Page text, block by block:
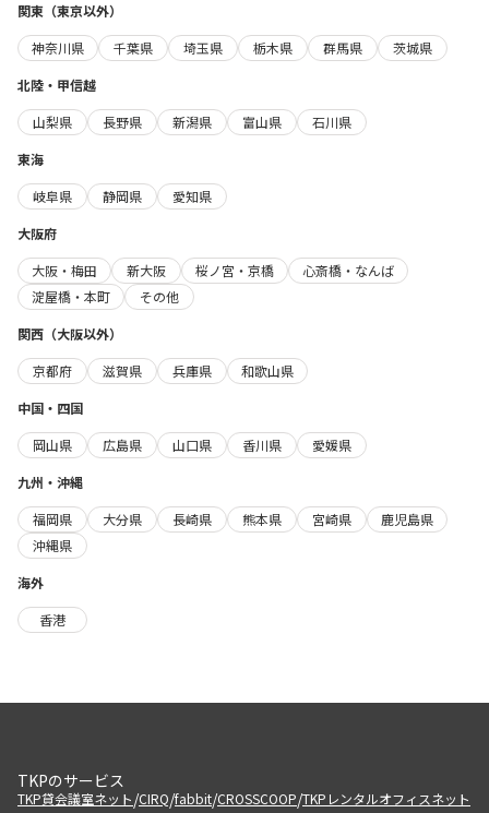
関東（東京以外）
神奈川県
千葉県 埼玉県 栃木県 群馬県
茨城県
北陸・甲信越
山梨県
長野県 新潟県 富山県
石川県
東海
岐阜県
静岡県
愛知県
大阪府
大阪・梅田
新大阪 桜ノ宮・京橋
心斎橋・なんば
淀屋橋・本町
その他
関西（大阪以外）
京都府
滋賀県 兵庫県
和歌山県
中国・四国
岡山県
広島県 山口県 香川県
愛媛県
九州・沖縄
福岡県
大分県 長崎県 熊本県 宮崎県
鹿児島県
沖縄県
海外
香港
TKPのサービス
TKP貸会議室ネット/CIRQ/fabbit/CROSSCOOP/TKPレンタルオフィスネット